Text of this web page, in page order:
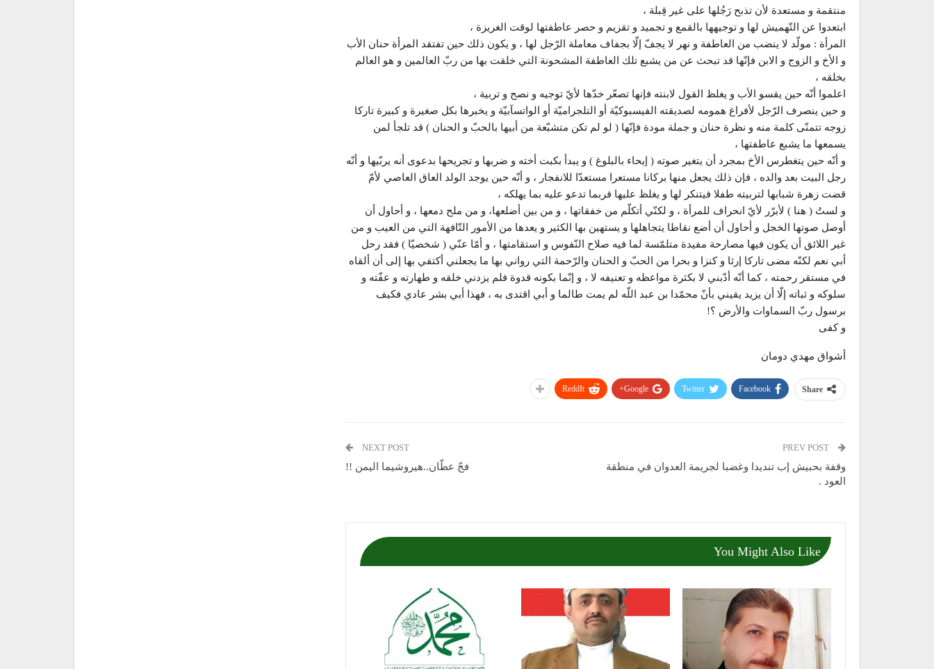
منتقمة و مستعدة لأن تذبح رَجُلها على غير قِبلة ،
ابتعدوا عن التّهميش لها و توجيهها بالقمع و تجميد و تقزيم و حصر عاطفتها لوقت الغريزة ،
المرأة : مولّد لا ينضب من العاطفة و نهر لا يجفّ إلّا بجفاف معاملة الرّجل لها ، و يكون ذلك حين تفتقد المرأة حنان الأب
و الأخ و الزوج و الابن فإنّها قد تبحث عن من يشبع تلك العاطفة المشحونة التي خلقت بها من ربّ العالمين و هو العالم
بخلقه ،
اعلموا أنّه حين يقسو الأب و يغلظ القول لابنته فإنها تصعّر خدّها لأيّ توجيه و نصح و تربية ،
و حين ينصرف الرّجل لأفراغ همومه لصديقته الفيسبوكيّة أو التلجراميّة أو الواتسآبيّة و يخبرها بكل صغيرة و كبيرة تاركا
زوجه تتمنّى كلمة منه و نظرة حنان و جملة مودة فإنّها ( لو لم تكن متشبّعة من أبيها بالحبّ و الحنان ) قد تلجأ لمن
يسمعها ما يشبع عاطفتها ،
و أنّه حين يتغطرس الأخ بمجرد أن يتغير صوته ( إيحاء بالبلوغ ) و يبدأ بكبت أخته و ضربها و تجريحها بدعوى أنه يربّيها و أنّه
رجل البيت بعد والده ، فإن ذلك يجعل منها بركانا مستعرا مستعدّا للانفجار ، و أنّه حين يوجد الولد العاق العاصي لأمّ
قضت زهرة شبابها لتربيته طفلا فيتنكر لها و يغلظ عليها فربما تدعو عليه بما يهلكه ،
و لستُ ( هنا ) لأبرّر لأيّ انحراف للمرأة ، و لكنّي أتكلّم من خفقاتها ، و من بين أضلعها، و من ملح دمعها ، و أحاول أن
أوصل صوتها الخجل و أحاول أن أضع نقاطا يتجاهلها و يستهين بها الكثير و يعدها من الأمور التّافهة التي من العيب و من
غير اللائق أن يكون فيها مصارحة مفيدة متلمّسة لما فيه صلاح النّفوس و استقامتها ، و أمّا عنّي ( شخصيّا ) فقد رحل
أبي نعم لكنّه مضى تاركا إرثا و كنزا و بحرا من الحبّ و الحنان والرّحمة التي رواني بها ما يجعلني أكتفي بها إلى أن ألقاه
في مستقر رحمته ، كما أنّه أدّبني لا بكثرة مواعظه و تعنيفه لا ، و إنّما بكونه قدوة فلم يزدني خلقه و طهارته و عفّته و
سلوكه و ثباته إلّا أن يزيد يقيني بأنّ محمّدا بن عبد اللّه لم يمت طالما و أبي اقتدى به ، فهذا أبي بشر عادي فكيف
برسول ربّ السماوات والأرض ؟!
و كفى
أشواق مهدي دومان
Share
Facebook
Twitter
Google+
ReddIt
وقفة بحبيش إب تنديدا وغضبا لجريمة العدوان في منطقة
العود .
NEXT POST
فجّ عطّان..هيروشيما اليمن !!
You Might Also Like